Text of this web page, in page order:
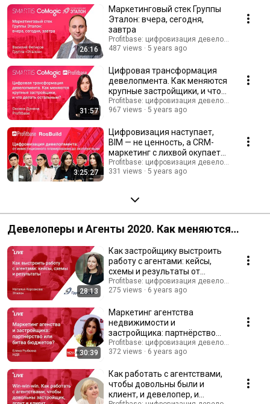
26:16
Маркетинговый стек Группы
Эталон: вчера, сегодня,
завтра
Profitbase: цифровизация девелопмента
487 views
5 years ago
31:57
Цифровая трансформация
девелопмента. Как меняются
крупные застройщики, и что
делать остальным?
Profitbase: цифровизация девелопмента
967 views
5 years ago
3:25:27
Цифровизация наступает,
BIM — не ценность, а CRM-
маркетинг с лихвой окупается
|| Главное на RosBuild
Profitbase: цифровизация девелопмента
331 views
5 years ago
Девелоперы и Агенты 2020. Как меняются
отношения, продажи и технологии
28:13
Как застройщику выстроить
работу с агентами: кейсы,
схемы и результаты от
группы Эталон
Profitbase: цифровизация девелопмента
275 views
6 years ago
30:39
Маркетинг агентства
недвижимости и
застройщика: партнёрство
или битва бюджетов
Profitbase: цифровизация девелопмента
372 views
6 years ago
Как работать с агентствами,
чтобы довольны были и
клиент, и девелопер, и